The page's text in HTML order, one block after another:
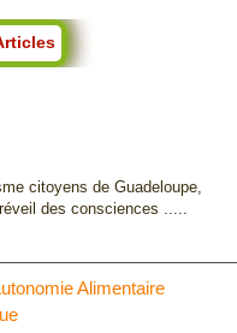
citoyens de Guadeloupe,
des consciences .....
Alimentaire